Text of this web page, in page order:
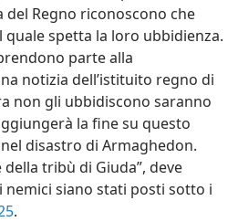
Regno riconoscono che
quale spetta la loro ubbidienza.
parte alla
notizia dell’istituito regno di
non gli ubbidiscono saranno
la fine su questo
disastro di Armaghedon.
della tribù di Giuda”, deve
siano stati posti sotto i
.